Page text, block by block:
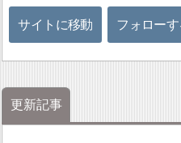
サイトに移動 フォローす
更新記事